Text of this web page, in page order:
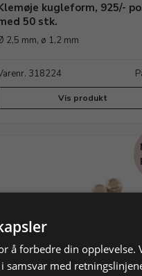
kugleform, 925/-
50 stk.
2,5 mm, ø 1,2 mm
318224
Vis produkt
å forbedre din opplevelse.
samsvar med